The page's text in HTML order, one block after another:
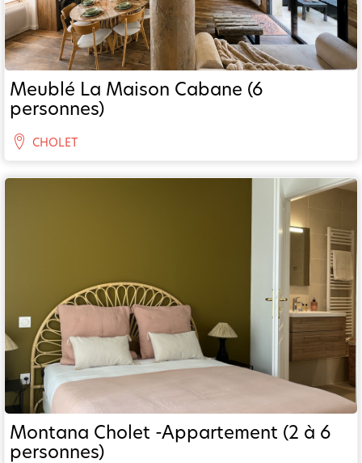
Meublé La Maison Cabane (6
personnes)
CHOLET
Montana Cholet -Appartement (2 à 6
personnes)